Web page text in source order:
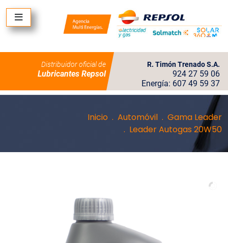
Distribuidor oficial de
Lubricantes Repsol
R. Timón Trenado S.A.
924 27 59 06
Energía: 607 49 59 37
Inicio Automóvil
Gama Leader
Leader Autogas 20W50